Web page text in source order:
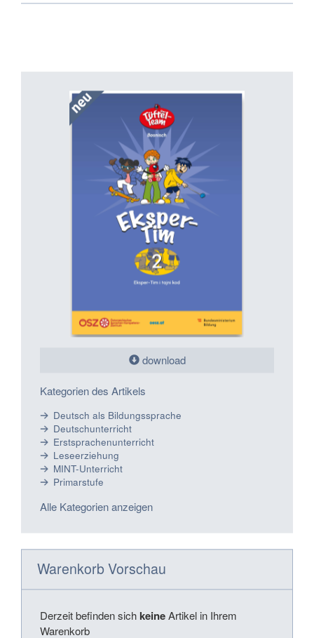
download
Kategorien des Artikels
Deutsch als Bildungssprache
Deutschunterricht
Erstsprachenunterricht
Leseerziehung
MINT-Unterricht
Primarstufe
Alle Kategorien anzeigen
Warenkorb Vorschau
Derzeit befinden sich keineArtikel in Ihrem
Warenkorb